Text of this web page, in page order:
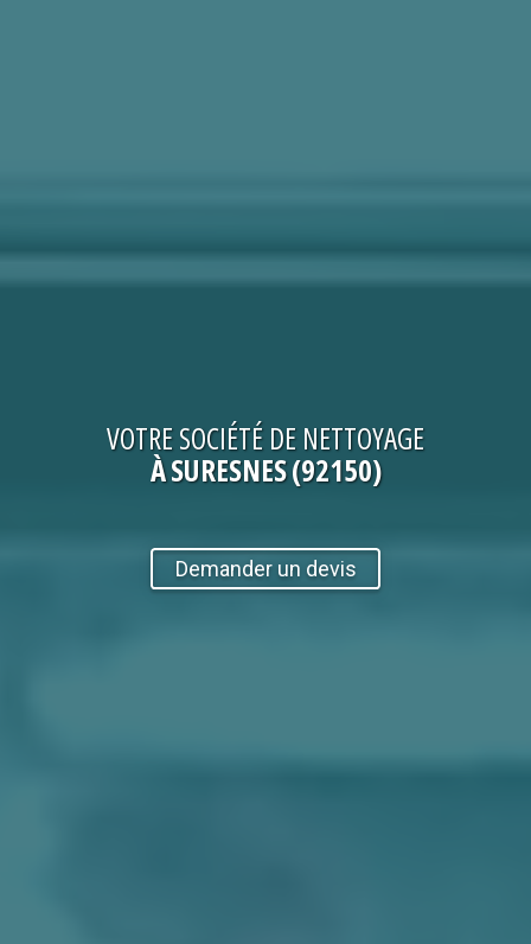
VOTRESOCIÉTÉ DE NETTOYAGE
À SURESNES (92150)
Demander un devis